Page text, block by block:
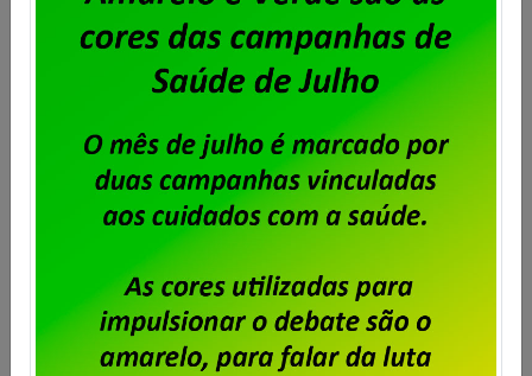
Empresas Particulares
Aconteceu no início de julho, em Brasília – DF , o
Encontro Regional de Trabalhadores(as) das
Empresas Particulares das regiões Centro-Oeste, Sul e
Sudeste. Organizado pela Secretaria de Empresas
Privadas da Fenadados com a participação de
dirigentes sindicais dos estados que compõem as 3
regiões, entre eles o Sindpd-RJ, o Encontro deu
oportunidade para serem […]